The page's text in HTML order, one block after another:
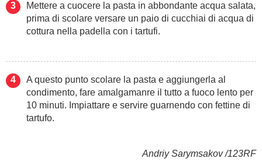
Mettere a cuocere la pasta in abbondante acqua salata,
prima di scolare versare un paio di cucchiai di acqua di
cottura nella padella con i tartufi.
A questo punto scolare la pasta e aggiungerla al
condimento, fare amalgamanre il tutto a fuoco lento per
10 minuti. Impiattare e servire guarnendo con fettine di
tartufo.
Andriy Sarymsakov /123RF